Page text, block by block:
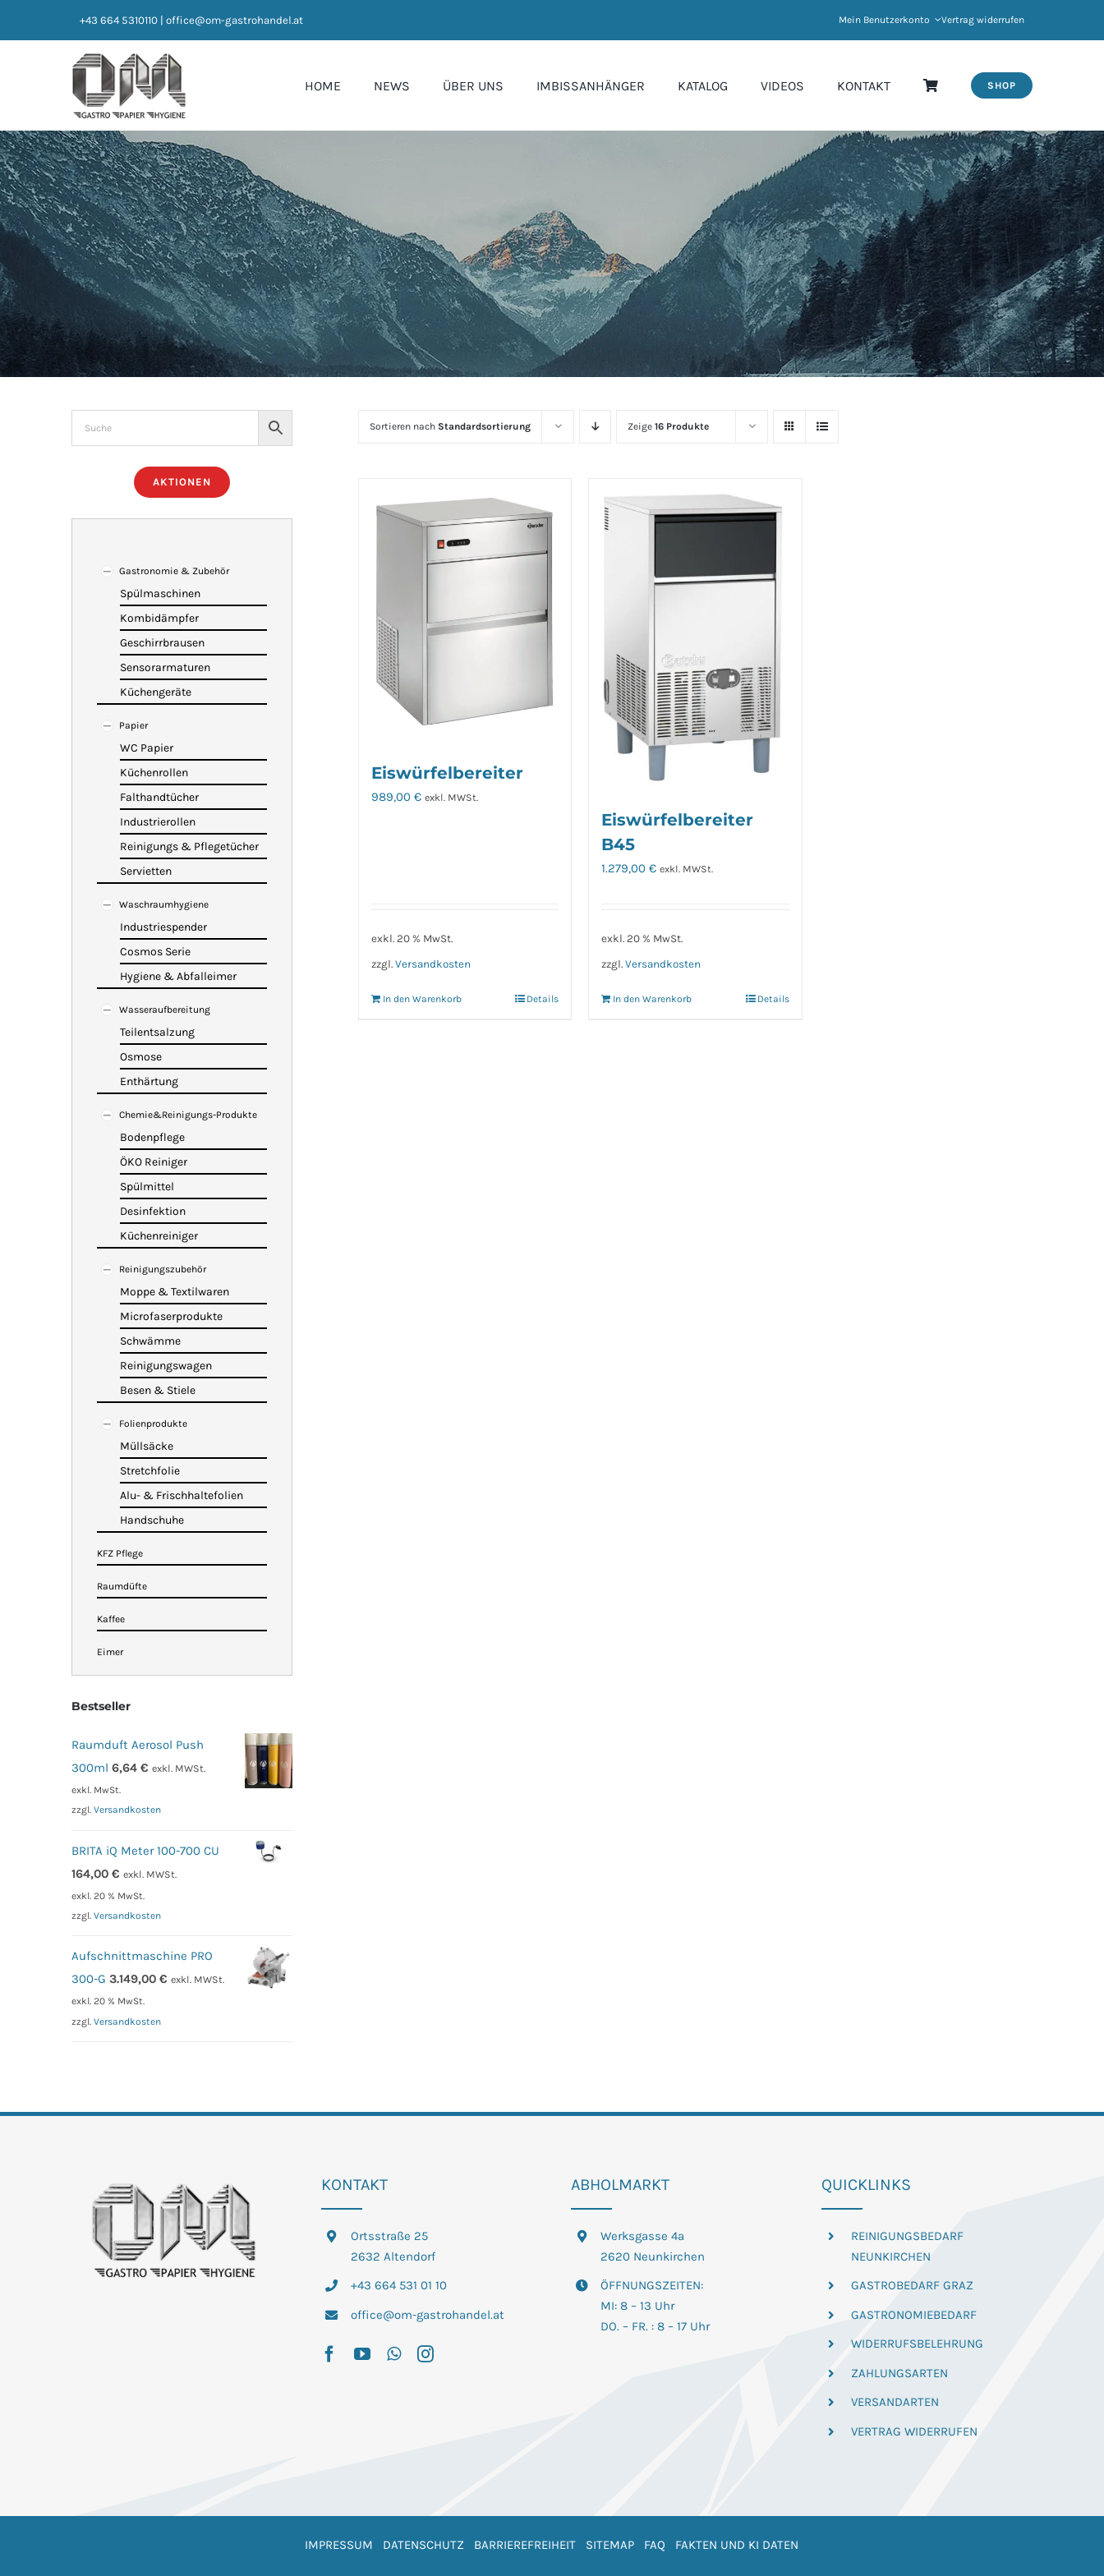
+43 664 5310110 office@om-gastrohandel.at Mein Benutzerkonto Vertrag widerrufen
HOME NEWS ÜBER UNS IMBISSANHÄNGER KATALOG VIDEOS KONTAKT SHOP
Sortieren nach Standardsortierung Zeige16 Produkte
Eiswürfelbereiter
989,00€ exkl. MWSt.
exkl. 20 % MwSt.
zzgl.Versandkosten
In den Warenkorb Details
Eiswürfelbereiter
B45
1.279,00€ exkl. MWSt.
exkl. 20 % MwSt.
zzgl.Versandkosten
In den Warenkorb Details
AKTIONEN
Gastronomie & Zubehör
Spülmaschinen
Kombidämpfer
Geschirrbrausen
Sensorarmaturen
Küchengeräte
Papier
WC Papier
Küchenrollen
Falthandtücher
Industrierollen
Reinigungs & Pflegetücher
Servietten
Waschraumhygiene
Industriespender
Cosmos Serie
Hygiene & Abfalleimer
Wasseraufbereitung
Teilentsalzung
Osmose
Enthärtung
Chemie&Reinigungs-Produkte
Bodenpflege
ÖKO Reiniger
Spülmittel
Desinfektion
Küchenreiniger
Reinigungszubehör
Moppe & Textilwaren
Microfaserprodukte
Schwämme
Reinigungswagen
Besen & Stiele
Folienprodukte
Müllsäcke
Stretchfolie
Alu- & Frischhaltefolien
Handschuhe
KFZ Pflege
Raumdüfte
Kaffee
Eimer
Bestseller
Raumduft Aerosol Push
300ml 6,64 € exkl. MWSt.
exkl. MwSt.
zzgl. Versandkosten
BRITA iQ Meter 100-700 CU
164,00 € exkl. MWSt.
exkl. 20 % MwSt.
zzgl. Versandkosten
Aufschnittmaschine PRO
300-G 3.149,00 € exkl. MWSt.
exkl. 20 % MwSt.
zzgl. Versandkosten
KONTAKT
Ortsstraße 25
2632 Altendorf
+43 664 531 01 10
office@om-gastrohandel.at
ABHOLMARKT
Werksgasse 4a
2620 Neunkirchen
ÖFFNUNGSZEITEN:
MI: 8 – 13 Uhr
DO. – FR. : 8 – 17 Uhr
QUICKLINKS
REINIGUNGSBEDARF
NEUNKIRCHEN
GASTROBEDARF GRAZ
GASTRONOMIEBEDARF
WIDERRUFSBELEHRUNG
ZAHLUNGSARTEN
VERSANDARTEN
VERTRAG WIDERRUFEN
IMPRESSUM DATENSCHUTZ BARRIEREFREIHEIT SITEMAP FAQ FAKTEN UND KI DATEN